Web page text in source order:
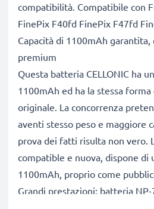
compatibilità. Compatibile con
FinePix F40fd FinePix F47fd
Capacità di 1100mAh
premium
Questa batteria CELLONIC ha
1100mAh ed ha la stessa
originale. La concorrenza
aventi stesso peso e maggiore
prova dei fatti risulta non vero.
compatible e nuova, dispone di
1100mAh, proprio come
Grandi prestazioni: batteria